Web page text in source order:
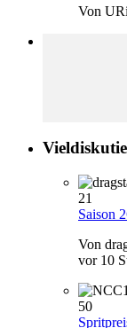
Von
21
Saison
Von
vor 10
50